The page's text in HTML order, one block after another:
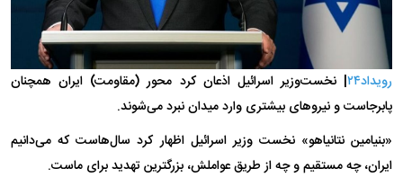
رویداد۲۴
| نخست‌وزیر اسرائیل اذعان کرد محور (مقاومت) ایران همچنان
پابرجاست و نیرو‌های بیشتری وارد میدان نبرد می‌شوند.
«بنیامین نتانیاهو» نخست وزیر اسرائیل اظهار کرد سال‌هاست که می‌دانیم
ایران، چه مستقیم و چه از طریق عواملش، بزرگترین تهدید برای ماست.